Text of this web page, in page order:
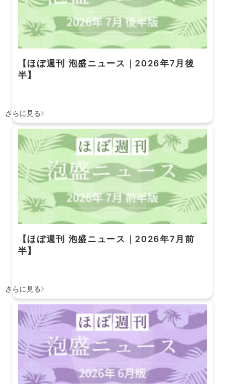
【ほぼ週刊 泡盛ニュース｜2026年7月後
半】
さらに見る
【ほぼ週刊 泡盛ニュース｜2026年7月前
半】
さらに見る